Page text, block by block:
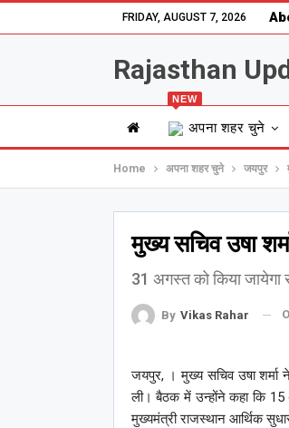
FRIDAY, AUGUST 7, 2026
Rajasthan
अपना शहर चुने
NEW
Home अपना शहर चुने जयपुर
मुख्य सचिव उषा
31 अगस्त को किया
By Vikas Rahar
जयपुर, । मुख्य सचिव उषा
ली। बैठक में उन्होंने कहा कि
मुख्यमंत्री राजस्थान आर्थिक